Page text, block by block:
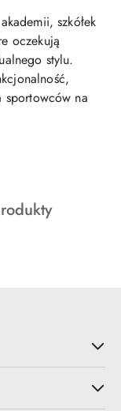
szkółek
oczekują
stylu.
sportowców na